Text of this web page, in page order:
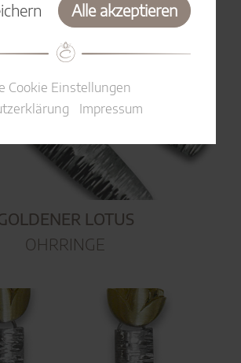
LOTUS
OHRRINGE
Alle akzeptieren
Cookie Einstellungen
Impressum